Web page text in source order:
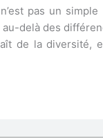
pas un
au-delà des
de la diversité,